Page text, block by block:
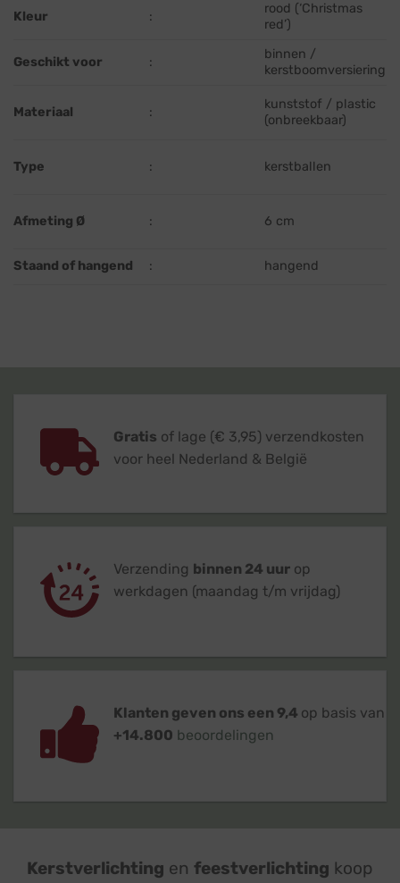
Kleur :
rood (‘Christmas
red’)
Geschikt voor :
binnen /
kerstboomversiering
Materiaal :
kunststof / plastic
(onbreekbaar)
Type : kerstballen
Afmeting Ø : 6 cm
Staand of hangend : hangend
Gratis of lage (€ 3,95) verzendkosten
voor heel Nederland & België
Verzending binnen 24 uur op
werkdagen (maandag t/m vrijdag)
Klanten geven ons een 9,4 op basis van
+14.800 beoordelingen
Kerstverlichting en feestverlichting koop